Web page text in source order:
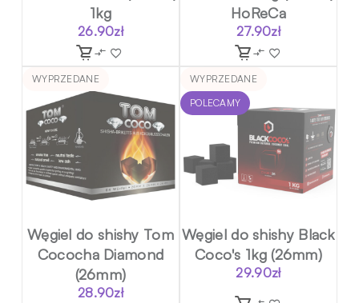
1kg
26.90zł
HoReCa
27.90zł
WYPRZEDANE
Węgiel do shishy Tom
Cococha Diamond
(26mm)
28.90zł
WYPRZEDANE
POLECAMY
Węgiel do shishy Black
Coco's 1kg (26mm)
29.90zł